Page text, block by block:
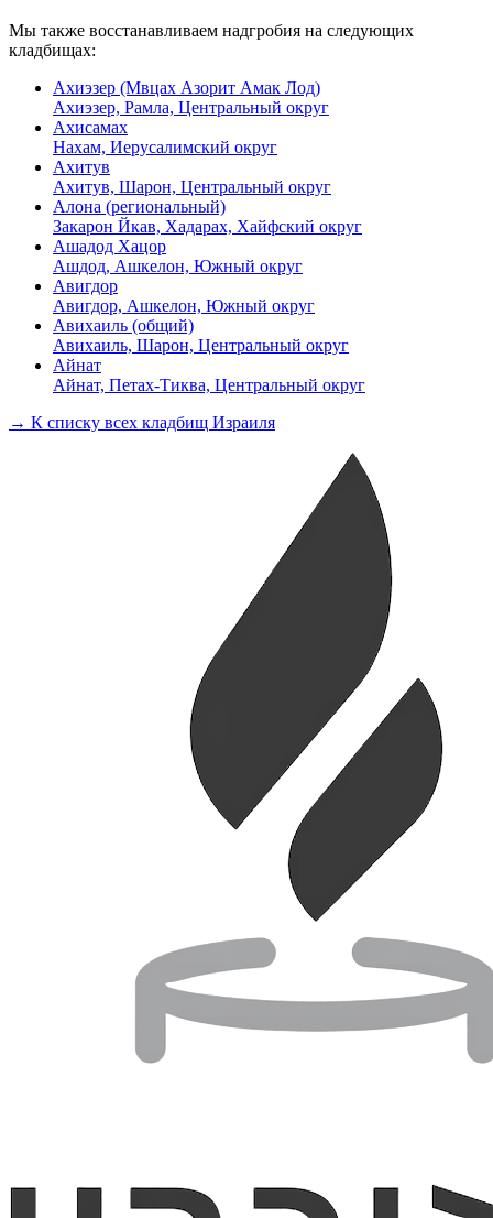
Мы также восстанавливаем надгробия на следующих
кладбищах:
Ахиэзер (Мвцах Азорит Амак Лод)
Ахиэзер, Рамла, Центральный округ
Ахисамах
Нахам, Иерусалимский округ
Ахитув
Ахитув, Шарон, Центральный округ
Алона (региональный)
Закарон Йкав, Хадарах, Хайфский округ
Ашадод Хацор
Ашдод, Ашкелон, Южный округ
Авигдор
Авигдор, Ашкелон, Южный округ
Авихаиль (общий)
Авихаиль, Шарон, Центральный округ
Айнат
Айнат, Петах-Тиква, Центральный округ
→ К списку всех кладбищ Израиля